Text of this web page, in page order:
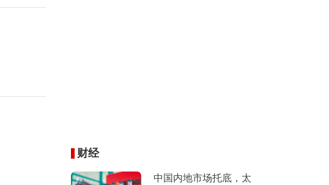
财经
中国内地市场托底，太